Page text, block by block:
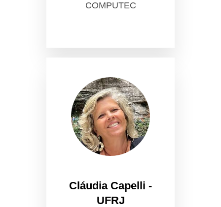
COMPUTEC
Cláudia Capelli -
UFRJ